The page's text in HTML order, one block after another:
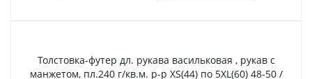
Толстовка-футер дл. рукава васильковая , рукав с
манжетом, пл.240 г/кв.м. р-р XS(44) по 5XL(60) 48-50 /